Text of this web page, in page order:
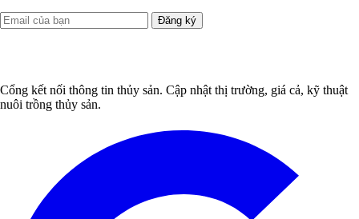
Đăng ký
Cổng kết nối thông tin thủy sản. Cập nhật thị trường, giá cả, kỹ thuật
nuôi trồng thủy sản.